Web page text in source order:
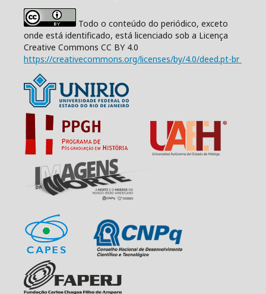
Todo o conteúdo do periódico, exceto
onde está identificado, está licenciado sob a Licença
Creative Commons CC BY 4.0
https://creativecommons.org/licenses/by/4.0/deed.pt-br